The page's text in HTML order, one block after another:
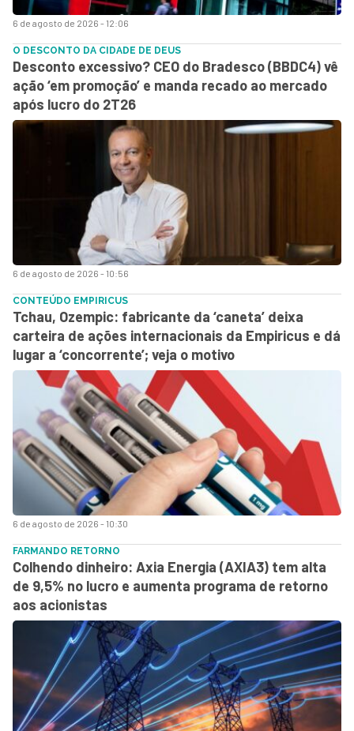
6 de agosto de 2026 - 12:06
6 de agosto de 2026 - 10:56
O DESCONTO DA CIDADE DE DEUS
Desconto excessivo? CEO do Bradesco (BBDC4) vê
ação ‘em promoção’ e manda recado ao mercado
após lucro do 2T26
6 de agosto de 2026 - 10:30
CONTEÚDO EMPIRICUS
Tchau, Ozempic: fabricante da ‘caneta’ deixa
carteira de ações internacionais da Empiricus e dá
lugar a ‘concorrente’; veja o motivo
FARMANDO RETORNO
Colhendo dinheiro: Axia Energia (AXIA3) tem alta
de 9,5% no lucro e aumenta programa de retorno
aos acionistas